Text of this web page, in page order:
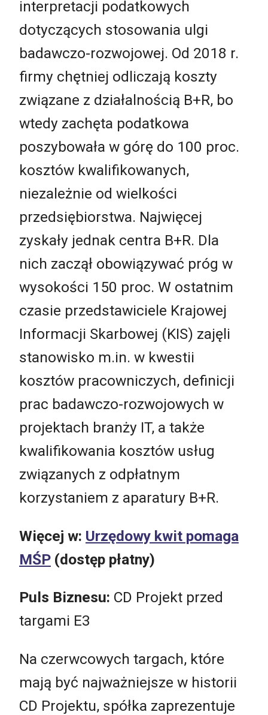
interpretacji podatkowych
dotyczących stosowania ulgi
badawczo-rozwojowej. Od 2018 r.
firmy chętniej odliczają koszty
związane z działalnością B+R, bo
wtedy zachęta podatkowa
poszybowała w górę do 100 proc.
kosztów kwalifikowanych,
niezależnie od wielkości
przedsiębiorstwa. Najwięcej
zyskały jednak centra B+R. Dla
nich zaczął obowiązywać próg w
wysokości 150 proc. W ostatnim
czasie przedstawiciele Krajowej
Informacji Skarbowej (KIS) zajęli
stanowisko m.in. w kwestii
kosztów pracowniczych, definicji
prac badawczo-rozwojowych w
projektach branży IT, a także
kwalifikowania kosztów usług
związanych z odpłatnym
korzystaniem z aparatury B+R.
Więcej w: Urzędowy kwit pomaga
MŚP (dostęp płatny)
Puls Biznesu: CD Projekt przed
targami E3
Na czerwcowych targach, które
mają być najważniejsze w historii
CD Projektu, spółka zaprezentuje